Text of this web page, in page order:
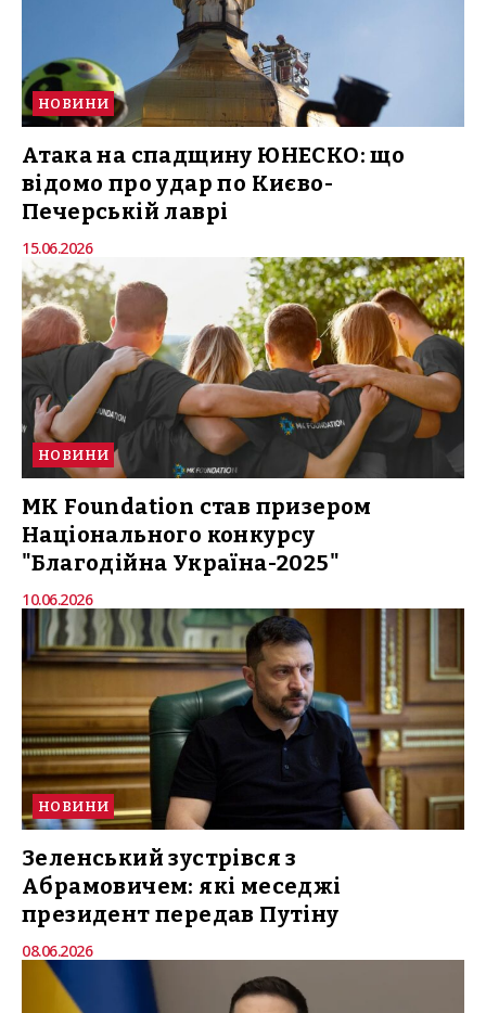
НОВИНИ
Атака на спадщину ЮНЕСКО: що
відомо про удар по Києво-
Печерській лаврі
15.06.2026
НОВИНИ
MK Foundation став призером
Національного конкурсу
"Благодійна Україна-2025"
10.06.2026
НОВИНИ
Зеленський зустрівся з
Абрамовичем: які меседжі
президент передав Путіну
08.06.2026